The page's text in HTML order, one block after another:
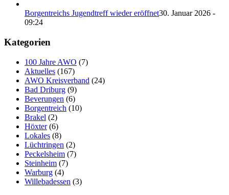
Borgentreichs Jugendtreff wieder eröffnet30. Januar 2026 -
09:24
Kategorien
100 Jahre AWO (7)
Aktuelles (167)
AWO Kreisverband (24)
Bad Driburg (9)
Beverungen (6)
Borgentreich (10)
Brakel (2)
Höxter(6)
Lokales (8)
Lüchtringen (2)
Peckelsheim (7)
Steinheim (7)
Warburg (4)
Willebadessen (3)